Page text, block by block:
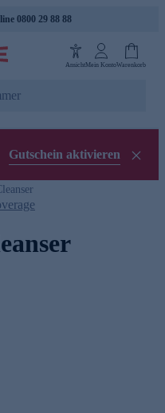
0800 29 88 88
AnsichtMein KontoWarenkorb
Gutschein aktivieren